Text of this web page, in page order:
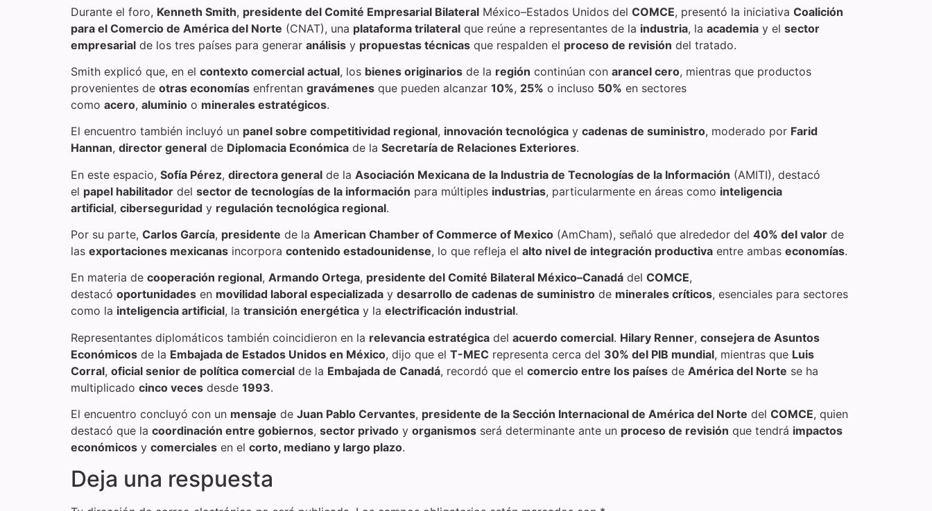
Durante el foro, Kenneth Smith, presidente del Comité Empresarial Bilateral México–Estados Unidos del COMCE, presentó la iniciativa Coalición
para el Comercio de América del Norte (CNAT), una plataforma trilateral que reúne a representantes de la industria, la academia y el sector
empresarial de los tres países para generar análisis y propuestas técnicas que respalden el proceso de revisión del tratado.
Smith explicó que, en el contexto comercial actual, los bienes originarios de la región continúan con arancel cero, mientras que productos
provenientes de otras economías enfrentan gravámenes que pueden alcanzar 10%, 25% o incluso 50% en sectores
como acero, aluminio o minerales estratégicos.
El encuentro también incluyó un panel sobre competitividad regional, innovación tecnológica y cadenas de suministro, moderado por Farid
Hannan, director general de Diplomacia Económica de la Secretaría de Relaciones Exteriores.
En este espacio, Sofía Pérez, directora general de la Asociación Mexicana de la Industria de Tecnologías de la Información (AMITI), destacó
el papel habilitador del sector de tecnologías de la información para múltiples industrias, particularmente en áreas como inteligencia
artificial, ciberseguridad y regulación tecnológica regional.
Por su parte, Carlos García, presidente de la American Chamber of Commerce of Mexico (AmCham), señaló que alrededor del 40% del valor de
las exportaciones mexicanas incorpora contenido estadounidense, lo que refleja el alto nivel de integración productiva entre ambas economías.
En materia de cooperación regional, Armando Ortega, presidente del Comité Bilateral México–Canadá del COMCE,
destacó oportunidades en movilidad laboral especializada y desarrollo de cadenas de suministro de minerales críticos, esenciales para sectores
como la inteligencia artificial, la transición energética y la electrificación industrial.
Representantes diplomáticos también coincidieron en la relevancia estratégica del acuerdo comercial. Hilary Renner, consejera de Asuntos
Económicos de la Embajada de Estados Unidos en México, dijo que el T-MEC representa cerca del 30% del PIB mundial, mientras que Luis
Corral, oficial senior de política comercial de la Embajada de Canadá, recordó que el comercio entre los países de América del Norte se ha
multiplicado cinco veces desde 1993.
El encuentro concluyó con un mensaje de Juan Pablo Cervantes, presidente de la Sección Internacional de América del Norte del COMCE, quien
destacó que la coordinación entre gobiernos, sector privado y organismos será determinante ante un proceso de revisión que tendrá impactos
económicos y comerciales en el corto, mediano y largo plazo.
Deja una respuesta